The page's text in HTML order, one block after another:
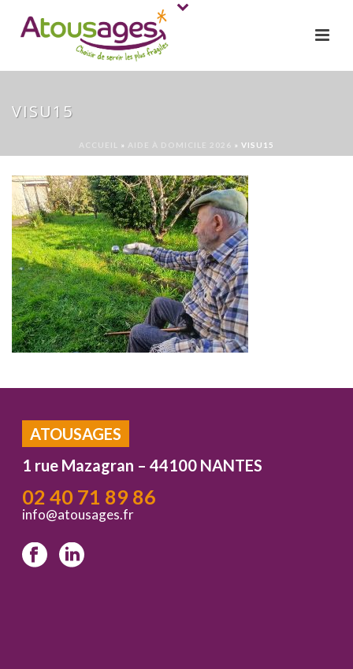
VISU15
ACCUEIL » AIDE À DOMICILE 2026 » VISU15
ATOUSAGES
1 rue Mazagran – 44100 NANTES
02 40 71 89 86
info@atousages.fr